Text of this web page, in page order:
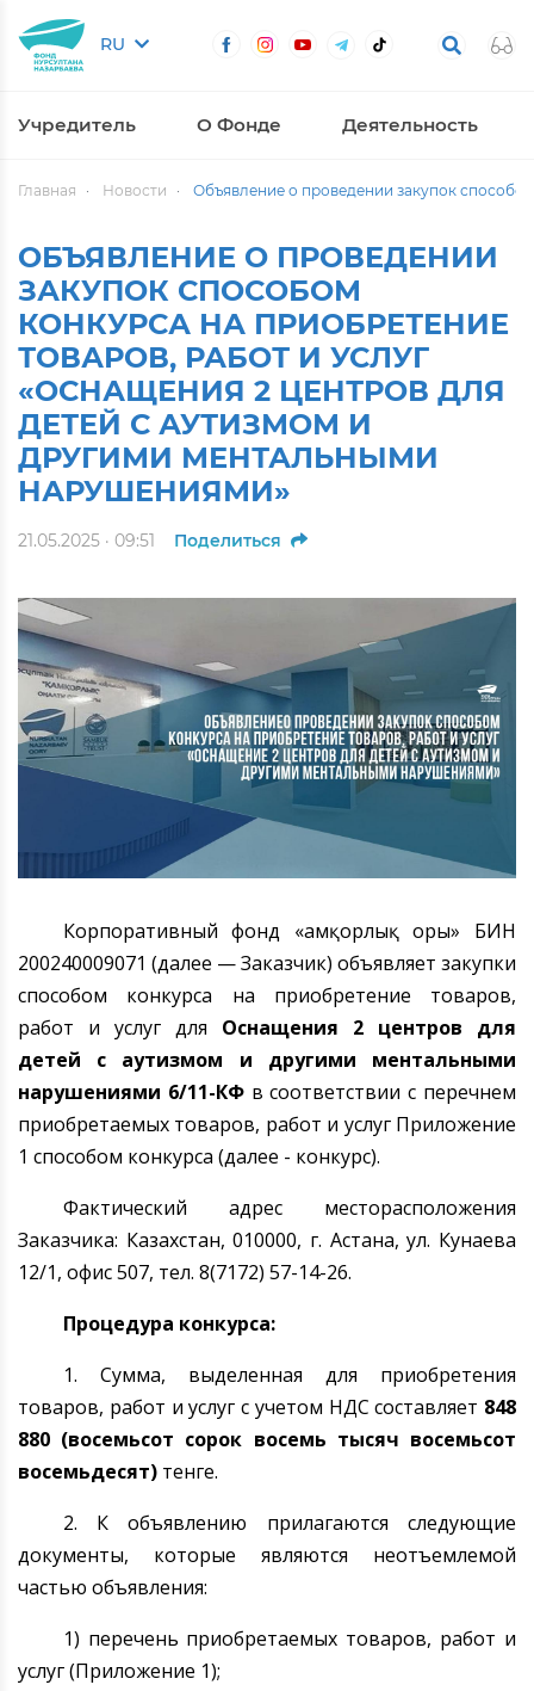
RU
Учредитель О Фонде Деятельность
Главная Новости Объявление о проведении закупок
ОБЪЯВЛЕНИЕ О ПРОВЕДЕНИИ
ЗАКУПОК СПОСОБОМ
КОНКУРСА НА ПРИОБРЕТЕНИЕ
ТОВАРОВ, РАБОТ И УСЛУГ
«ОСНАЩЕНИЯ 2 ЦЕНТРОВ ДЛЯ
ДЕТЕЙ С АУТИЗМОМ И
ДРУГИМИ МЕНТАЛЬНЫМИ
НАРУШЕНИЯМИ»
21.05.2025 · 09:51 Поделиться
Корпоративный фонд «Қамқорлық Қоры» БИН
200240009071 (далее — Заказчик) объявляет закупки
способом конкурса на приобретение товаров,
работ и услуг для Оснащения 2 центров для
детей с аутизмом и другими ментальными
нарушениями 6/11-КФ в соответствии с перечнем
приобретаемых товаров, работ и услуг Приложение
1 способом конкурса (далее - конкурс).
Фактический адрес месторасположения
Заказчика: Казахстан, 010000, г. Астана, ул. Кунаева
12/1, офис 507, тел. 8(7172) 57-14-26.
Процедура конкурса:
1. Сумма, выделенная для приобретения
товаров, работ и услуг с учетом НДС составляет 848
880 (восемьсот сорок восемь тысяч восемьсот
восемьдесят) тенге.
2. К объявлению прилагаются следующие
документы, которые являются неотъемлемой
частью объявления:
1) перечень приобретаемых товаров, работ и
услуг (Приложение 1);